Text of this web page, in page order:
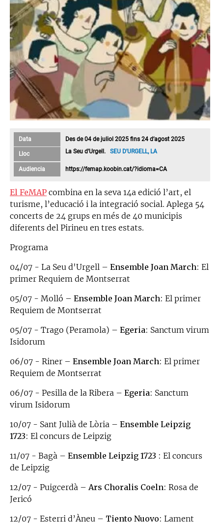
Data Des de 04 de juliol 2025 fins 24 d’agost 2025
Lloc La Seu d'Urgell.SEU D'URGELL, LA
Audiencia https://femap.koobin.cat/?idioma=CA
El FeMAP combina en la seva 14a edició l’art, el
turisme, l’educació i la integració social. Aplega 54
concerts de 24 grups en més de 40 municipis
diferents del Pirineu en tres estats.
Programa
04/07 - La Seu d'Urgell – Ensemble Joan March: El
primer Requiem de Montserrat
05/07 - Molló – Ensemble Joan March: El primer
Requiem de Montserrat
05/07 - Trago (Peramola) – Egeria: Sanctum virum
Isidorum
06/07 - Riner – Ensemble Joan March: El primer
Requiem de Montserrat
06/07 - Pesilla de la Ribera – Egeria: Sanctum
virum Isidorum
10/07 - Sant Julià de Lòria – Ensemble Leipzig
1723: El concurs de Leipzig
11/07 - Bagà – Ensemble Leipzig 1723 : El concurs
de Leipzig
12/07 - Puigcerdà – Ars Choralis Coeln: Rosa de
Jericó
12/07 - Esterri d’Àneu – Tiento Nuovo: Lament